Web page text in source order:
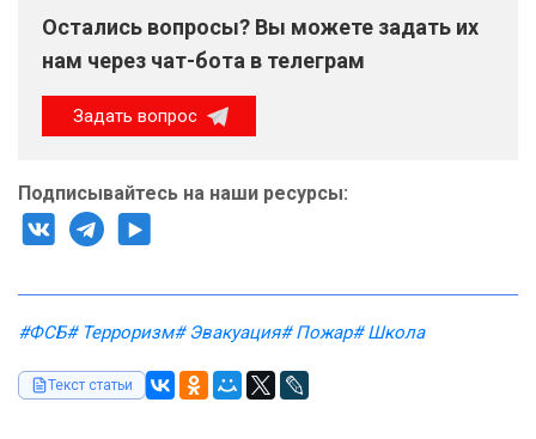
Остались вопросы? Вы можете задать их
нам через чат-бота в телеграм
Задать вопрос
Подписывайтесь на наши ресурсы:
#ФСБ# Терроризм# Эвакуация# Пожар# Школа
Текст статьи